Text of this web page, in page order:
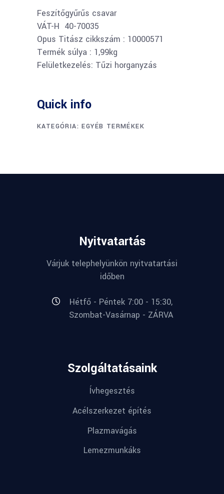
Feszítőgyűrűs csavar
VÁT-H 40-70035
Opus Titász cikkszám : 10000571
Termék súlya : 1,99kg
Felületkezelés: Tűzi horganyzás
Quick info
KATEGÓRIA:EGYÉB TERMÉKEK
Nyitvatartás
Várjuk telephelyünkön nyitvatartási
időben
Hétfő - Péntek 7:00 - 15:30,
Szombat-Vasárnap - ZÁRVA
Szolgáltatásaink
Ívhegesztés
Acélszerkezet építés
Plazmavágás
Lemezmunkáks